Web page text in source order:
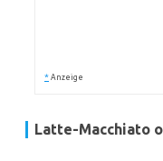
* Anzeige
Latte-Macchiato